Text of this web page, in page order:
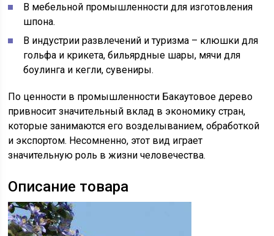
В мебельной промышленности для изготовления
шпона.
В индустрии развлечений и туризма – клюшки для
гольфа и крикета, бильярдные шары, мячи для
боулинга и кегли, сувениры.
По ценности в промышленности Бакаутовое дерево
привносит значительный вклад в экономику стран,
которые занимаются его возделыванием, обработкой
и экспортом. Несомненно, этот вид играет
значительную роль в жизни человечества.
Описание товара